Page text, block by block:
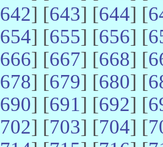
642] [643] [644] [
654] [655] [656] [
666] [667] [668] [
678] [679] [680] [
690] [691] [692] [
702] [703] [704] [